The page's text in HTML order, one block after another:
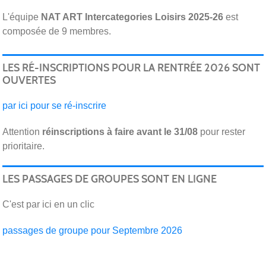
L'équipe NAT ART Intercategories Loisirs 2025-26 est
composée de 9 membres.
LES RÉ-INSCRIPTIONS POUR LA RENTRÉE 2026 SONT
OUVERTES
par ici pour se ré-inscrire
Attention réinscriptions à faire avant le 31/08 pour rester
prioritaire.
LES PASSAGES DE GROUPES SONT EN LIGNE
C'est par ici en un clic
passages de groupe pour Septembre 2026